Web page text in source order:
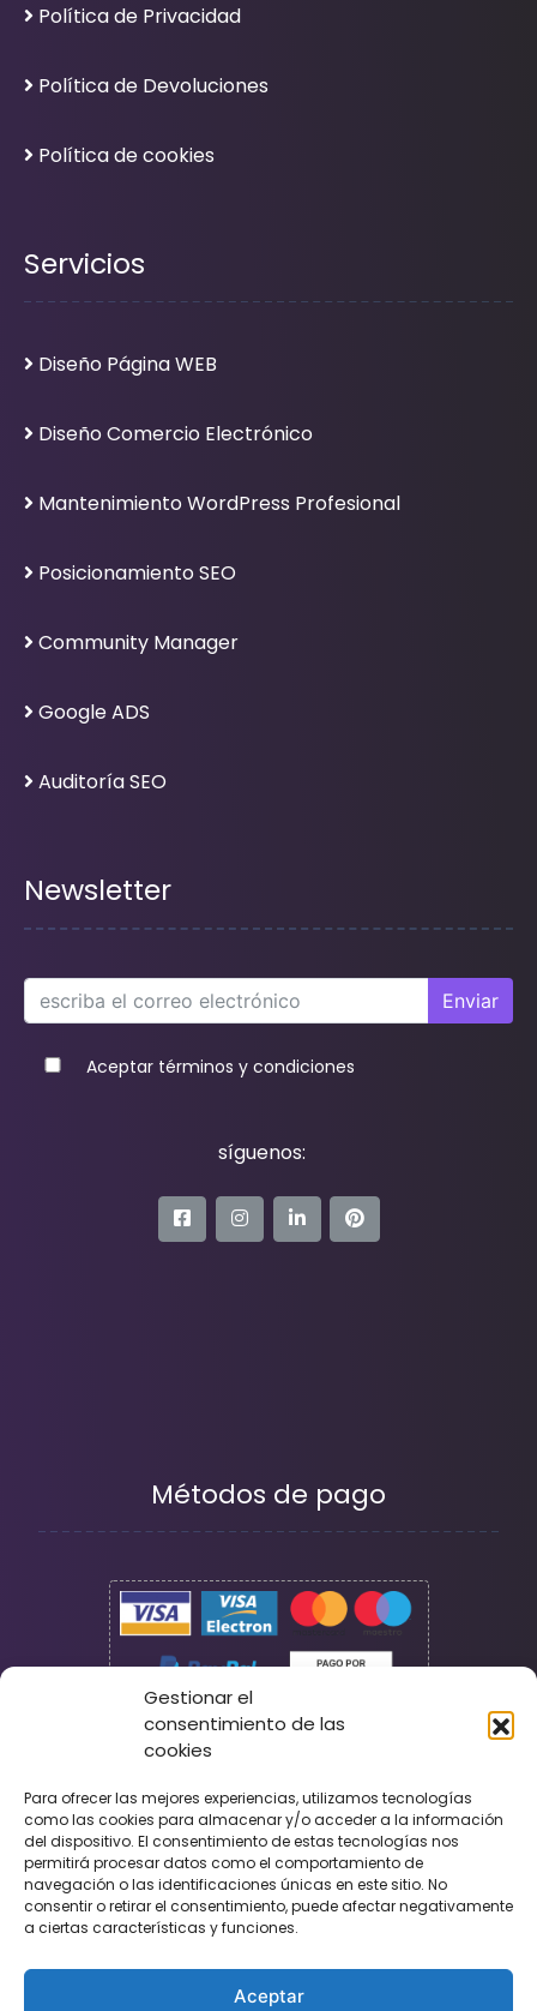
Gestionar el
consentimiento de las
cookies
Para ofrecer las mejores experiencias, utilizamos tecnologías
como las cookies para almacenar y/o acceder a la información
del dispositivo. El consentimiento de estas tecnologías nos
permitirá procesar datos como el comportamiento de
navegación o las identificaciones únicas en este sitio. No
consentir o retirar el consentimiento, puede afectar negativamente
a ciertas características y funciones.
Aceptar
Política de Privacidad
Política de Devoluciones
Política de cookies
Servicios
Diseño Página WEB
Diseño Comercio Electrónico
Mantenimiento WordPress Profesional
Posicionamiento SEO
Community Manager
Google ADS
Auditoría SEO
Newsletter
Enviar
Aceptar términos y condiciones
síguenos:
Métodos de pago